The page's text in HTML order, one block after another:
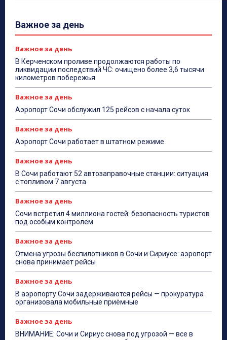
Важное за день
Важное за день
В Керченском проливе продолжаются работы по
ликвидации последствий ЧС: очищено более 3,6 тысячи
километров побережья
Важное за день
Аэропорт Сочи обслужил 125 рейсов с начала суток
Важное за день
Аэропорт Сочи работает в штатном режиме
Важное за день
В Сочи работают 52 автозаправочные станции: ситуация
с топливом 7 августа
Важное за день
Сочи встретил 4 миллиона гостей: безопасность туристов
под особым контролем
Важное за день
Отмена угрозы беспилотников в Сочи и Сириусе: аэропорт
снова принимает рейсы
Важное за день
В аэропорту Сочи задерживаются рейсы — прокуратура
организовала мобильные приёмные
Важное за день
ВНИМАНИЕ: Сочи и Сириус снова под угрозой — все в